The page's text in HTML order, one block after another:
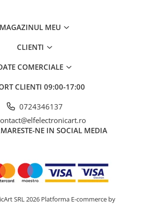
87x174x255mm
2957.6 g
sursa de alimentare
MAGAZINUL MEU
CLIENTI
COMERCIALE
CLIENTI 09:00-17:00
0724346137
NE IN SOCIAL MEDIA
SRL 2026 Platforma E-commerce by